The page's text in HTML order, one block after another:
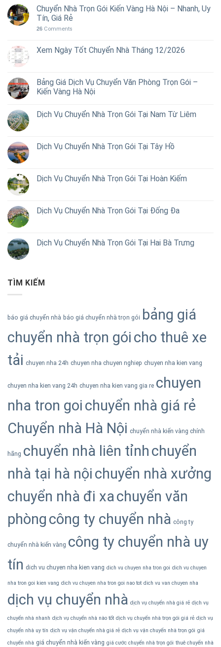
Chuyển Nhà Trọn Gói Kiến Vàng Hà Nội – Nhanh, Uy
Tín, Giá Rẻ
26 Comments
Xem Ngày Tốt Chuyển Nhà Tháng 12/2026
Bảng Giá Dịch Vụ Chuyển Văn Phòng Trọn Gói –
Kiến Vàng Hà Nội
Dịch Vụ Chuyển Nhà Trọn Gói Tại Nam Từ Liêm
Dịch Vụ Chuyển Nhà Trọn Gói Tại Tây Hồ
Dịch Vụ Chuyển Nhà Trọn Gói Tại Hoàn Kiếm
Dịch Vụ Chuyển Nhà Trọn Gói Tại Đống Đa
Dịch Vụ Chuyển Nhà Trọn Gói Tại Hai Bà Trưng
TÌM KIẾM
báo giá chuyển nhà báo giá chuyển nhà trọn gói
bảng giá
chuyển nhà trọn gói cho thuê xe
tải chuyen nha 24h chuyen nha chuyen nghiep chuyen nha kien vang
chuyen nha kien vang 24h chuyen nha kien vang gia re chuyen
nha tron goi chuyển nhà giá rẻ
Chuyển nhà Hà Nội chuyển nhà kiến vàng chính
hãng chuyển nhà liên tỉnh chuyển
nhà tại hà nội chuyển nhà xưởng
chuyển nhà đi xachuyển văn
phòng công ty chuyển nhà công ty
chuyển nhà kiến vàng công ty chuyển nhà uy
tín dich vu chuyen nha kien vang dich vu chuyen nha tron goi dich vu chuyen
nha tron goi kien vang dich vu chuyen nha tron goi nao tot dich vu van chuyen nha
dịch vụ chuyển nhà dịch vụ chuyển nhà giá rẻ dịch vụ
chuyển nhà nhanh dịch vụ chuyển nhà nào tốt dịch vụ chuyển nhà trọn gói giá rẻ dịch vụ
chuyển nhà uy tín dịch vụ vận chuyển nhà giá rẻ dịch vụ vận chuyển nhà trọn gói giá
chuyển nhà giá chuyển nhà kiến vàng giá cước chuyển nhà trọn gói thuê chuyển nhà